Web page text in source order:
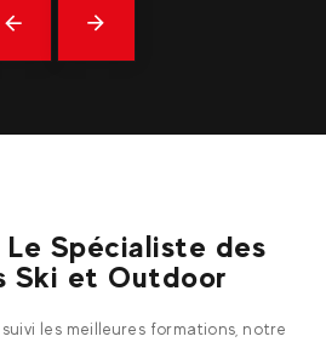
Précédent
En
savoir
Spécialiste des
Ski et Outdoor
les meilleures formations, notre